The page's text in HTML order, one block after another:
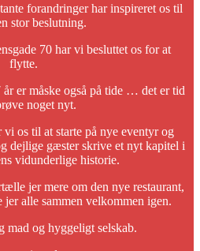
forandringer har inspireret os til
stor beslutning.
70 har vi besluttet os for at
flytte.
er måske også på tide … det er tid
noget nyt.
os til at starte på nye eventyr og
dejlige gæster skrive et nyt kapitel i
vidunderlige historie.
jer mere om den nye restaurant,
alle sammen velkommen igen.
mad og hyggeligt selskab.